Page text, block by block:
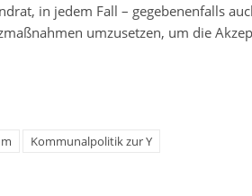
in jedem Fall – gegebenenfalls
umzusetzen, um die
Kommunalpolitik zur Y